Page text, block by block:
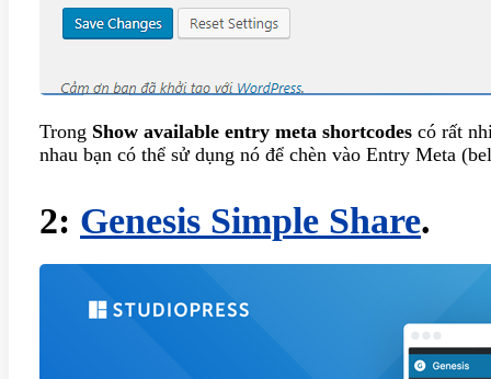
Trong Show available entry meta shortcodes có rất
nhau bạn có thể sử dụng nó để chèn vào Entry Meta
2: Genesis Simple Share.